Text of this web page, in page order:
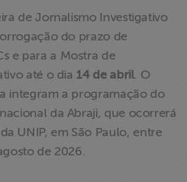
de Jornalismo Investigativo
do prazo de
e para a Mostra de
até o dia 14 de abril. O
integram a programação do
da Abraji, que ocorrerá
UNIP, em São Paulo, entre
de 2026.